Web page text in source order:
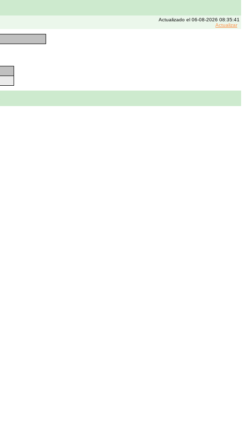
Actualizado el 06-08-2026 08:35:41
Actualizar